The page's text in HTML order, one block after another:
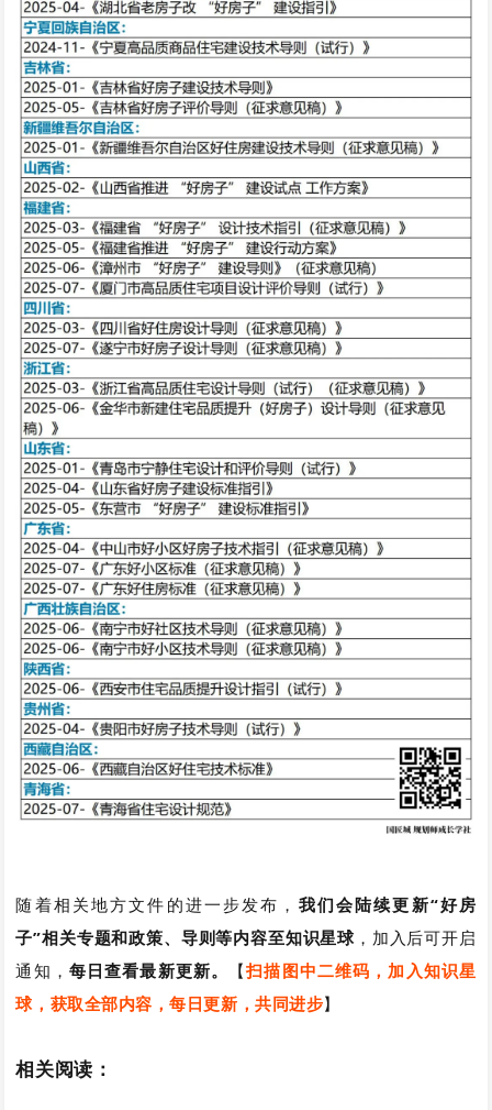
随着相关地方文件的进一步发布， 我们会陆续更新“好房
子”相关专题和政策、导则等内容至知识星球 ，加入后可开启
通知， 每日查看最新更新。 【扫描图中二维码，加入知识星
球，获取全部内容，每日更新，共同进步】
相关阅读：